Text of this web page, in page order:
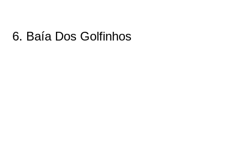
6. Baía Dos Golfinhos